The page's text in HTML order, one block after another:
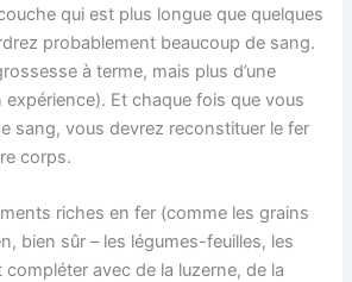
qui est plus longue que quelques
probablement beaucoup de sang.
à terme, mais plus d’une
Et chaque fois que vous
sang, vous devrez reconstituer le fer
corps.
riches en fer (comme les grains
bien sûr – les légumes-feuilles, les
avec de la luzerne, de la